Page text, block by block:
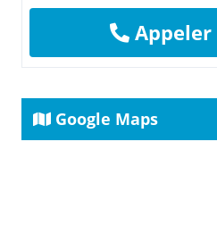
Appeler
Google Maps